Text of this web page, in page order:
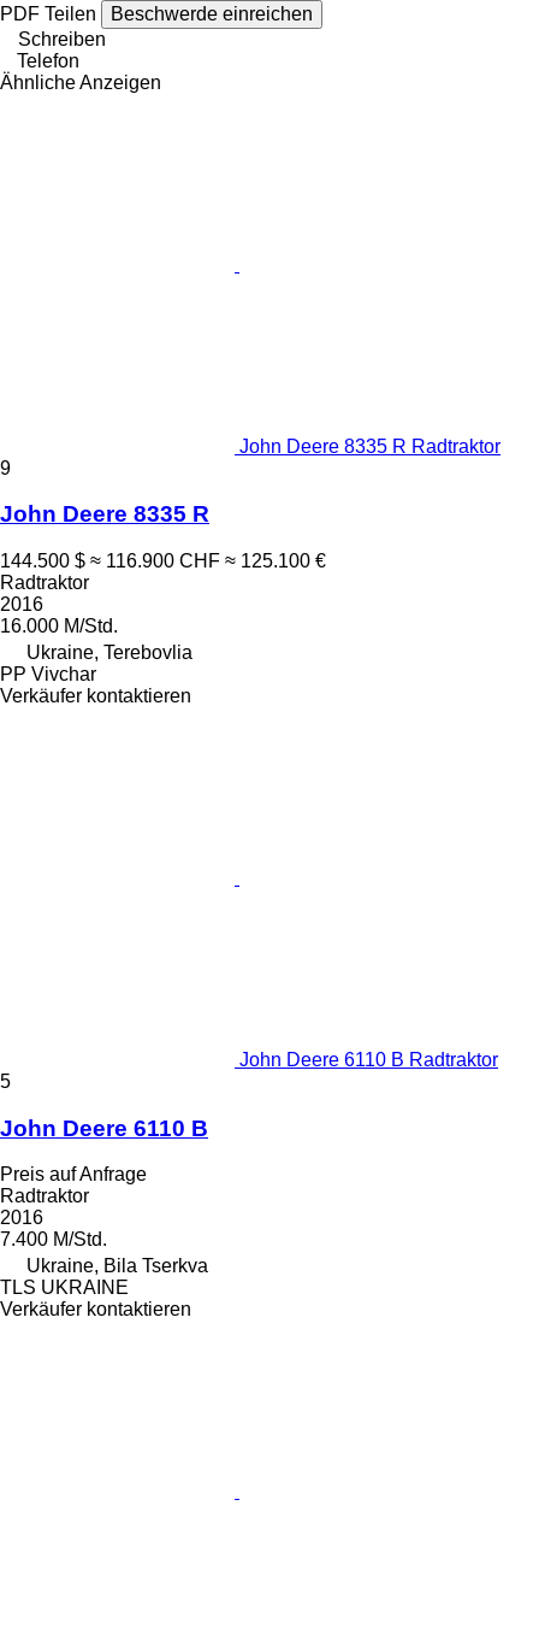
PDF Teilen
Beschwerde einreichen
Schreiben
Telefon
Ähnliche Anzeigen
John Deere 8335 R Radtraktor
9
John Deere 8335 R
144.500 $ ≈ 116.900 CHF ≈ 125.100 €
Radtraktor
2016
16.000 M/Std.
Ukraine, Terebovlia
PP Vivchar
Verkäufer kontaktieren
John Deere 6110 B Radtraktor
5
John Deere 6110 B
Preis auf Anfrage
Radtraktor
2016
7.400 M/Std.
Ukraine, Bila Tserkva
TLS UKRAINE
Verkäufer kontaktieren